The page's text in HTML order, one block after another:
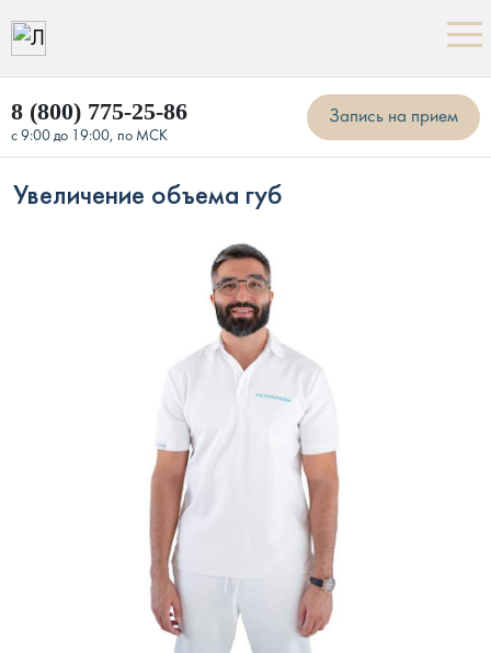
8 (800) 775-25-86
с 9:00 до 19:00, по МСК
Запись на прием
Увеличение объема губ